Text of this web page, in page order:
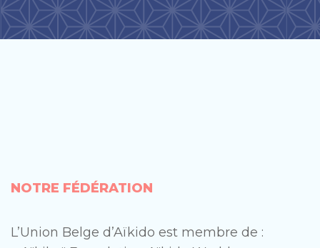
NOTRE FÉDÉRATION
L’Union Belge d’Aïkido est membre de :